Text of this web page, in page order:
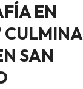
EN
CULMINA
SAN